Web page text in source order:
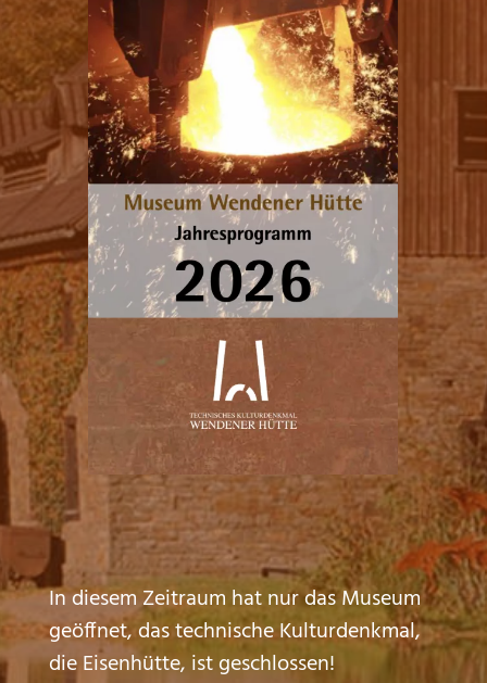
In diesem Zeitraum hat nur das Museum
geöffnet, das technische Kulturdenkmal,
die Eisenhütte, ist geschlossen!